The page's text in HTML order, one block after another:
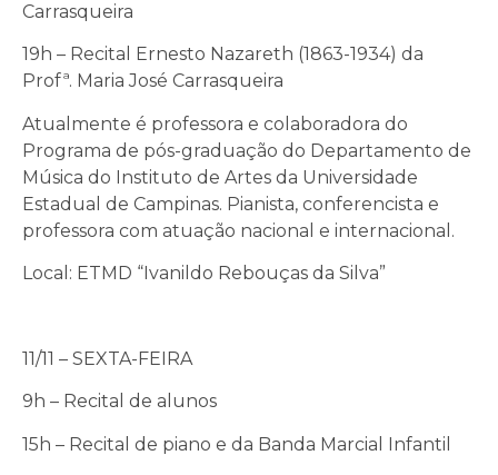
Carrasqueira
19h – Recital Ernesto Nazareth (1863-1934) da
Profª. Maria José Carrasqueira
Atualmente é professora e colaboradora do
Programa de pós-graduação do Departamento de
Música do Instituto de Artes da Universidade
Estadual de Campinas. Pianista, conferencista e
professora com atuação nacional e internacional.
Local: ETMD “Ivanildo Rebouças da Silva”
11/11 – SEXTA-FEIRA
9h – Recital de alunos
15h – Recital de piano e da Banda Marcial Infantil